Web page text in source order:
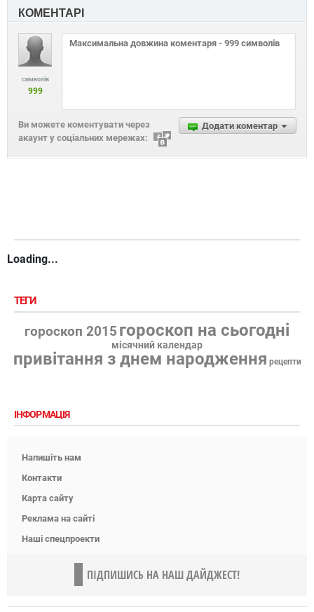
КОМЕНТАРІ
символів
999
Додати коментар
Ви можете коментувати через
акаунт у соціальних мережах:
Loading...
ТЕГИ
гороскоп 2015 гороскоп на сьогодні
місячний календар
привітання з днем народження рецепти
ІНФОРМАЦІЯ
Напишіть нам
Контакти
Карта сайту
Реклама на сайті
Наші спецпроекти
ПІДПИШИСЬ НА НАШ ДАЙДЖЕСТ!